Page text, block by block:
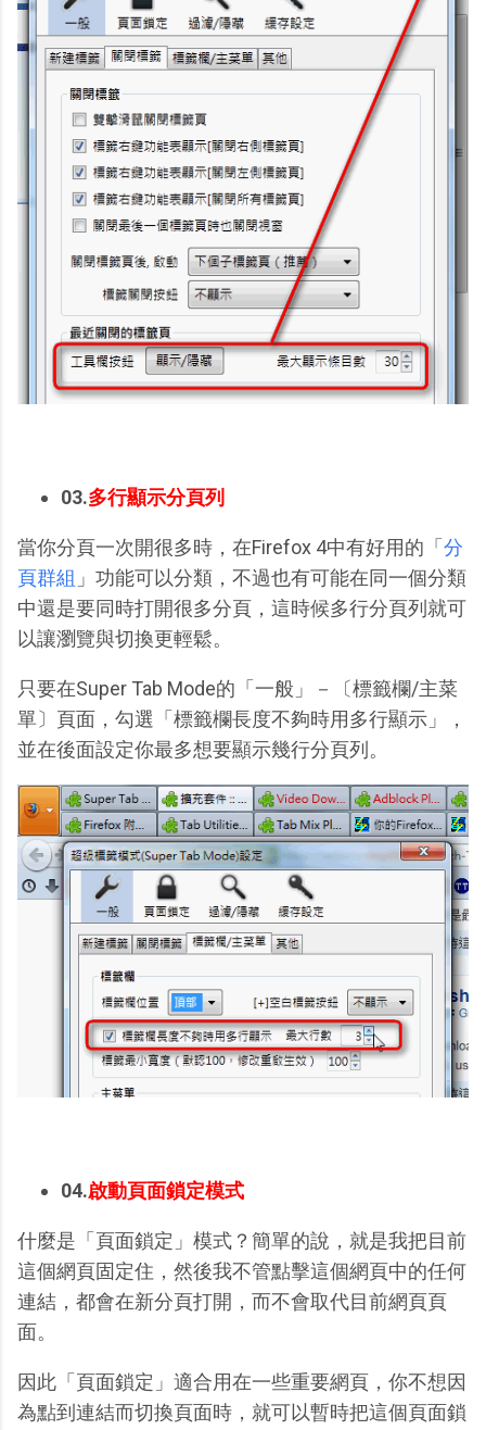
03.多行顯示分頁列
當你分頁一次開很多時，在Firefox 4中有好用的「 分
頁群組 」功能可以分類，不過也有可能在同一個分類
中還是要同時打開很多分頁，這時候多行分頁列就可
以讓瀏覽與切換更輕鬆。
只要在Super Tab Mode的「一般」－〔標籤欄/主菜
單〕頁面，勾選「標籤欄長度不夠時用多行顯示」，
並在後面設定你最多想要顯示幾行分頁列。
04.啟動頁面鎖定模式
什麼是「頁面鎖定」模式？簡單的說，就是我把目前
這個網頁固定住，然後我不管點擊這個網頁中的任何
連結，都會在新分頁打開，而不會取代目前網頁頁
面。
因此「頁面鎖定」適合用在一些重要網頁，你不想因
為點到連結而切換頁面時，就可以暫時把這個頁面鎖